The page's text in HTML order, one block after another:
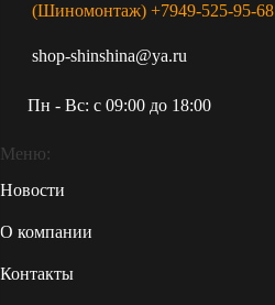
(Шиномонтаж) +7949-525-95-68
shop-shinshina@ya.ru
Пн - Вс: c 09:00 до 18:00
Меню:
Новости
О компании
Контакты